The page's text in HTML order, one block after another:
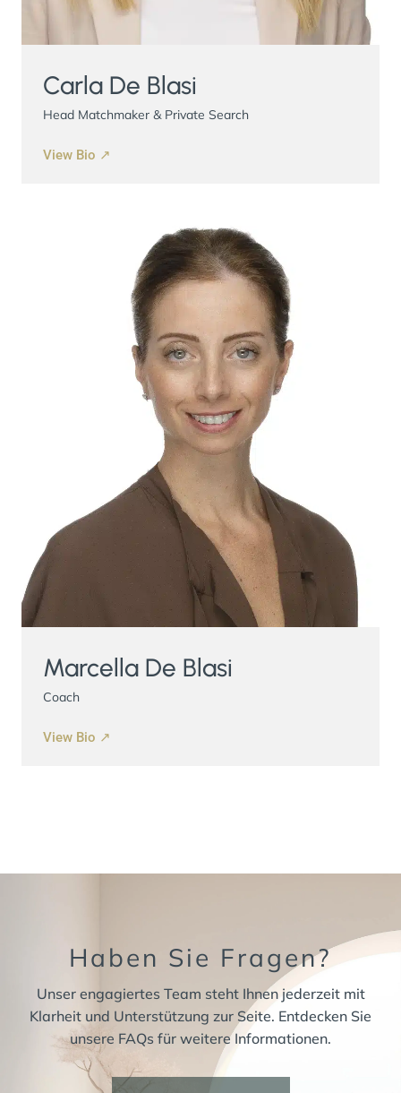
Carla De Blasi
Head Matchmaker & Private Search
View Bio ↗
Marcella De Blasi
Coach
View Bio ↗
Haben Sie Fragen?
Unser engagiertes Team steht Ihnen jederzeit mit
Klarheit und Unterstützung zur Seite. Entdecken Sie
unsere FAQs für weitere Informationen.